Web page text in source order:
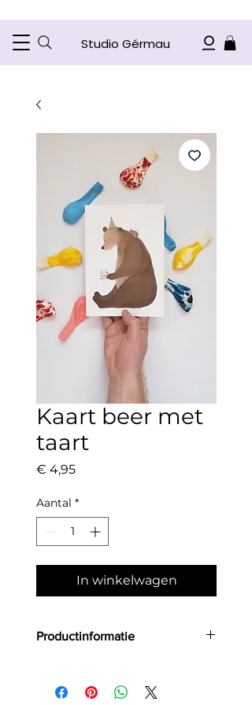
Studio Gérmau
Kaart beer met
taart
€ 4,95Prijs
Aantal *
In winkelwagen
Productinformatie
Materiaal: